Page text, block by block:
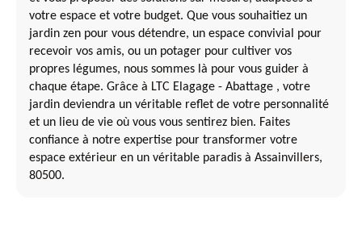
votre espace et votre budget. Que vous souhaitiez un
jardin zen pour vous détendre, un espace convivial pour
recevoir vos amis, ou un potager pour cultiver vos
propres légumes, nous sommes là pour vous guider à
chaque étape. Grâce à LTC Elagage - Abattage , votre
jardin deviendra un véritable reflet de votre personnalité
et un lieu de vie où vous vous sentirez bien. Faites
confiance à notre expertise pour transformer votre
espace extérieur en un véritable paradis à Assainvillers,
80500.